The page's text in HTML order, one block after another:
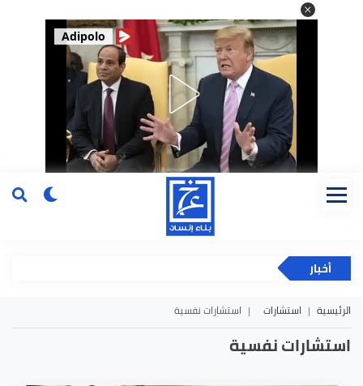
Adipolo
أخبار
الرئيسية استشارات استشارات نفسية
استشارات نفسية